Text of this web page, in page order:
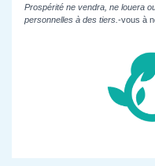
Prospérité ne vendra, ne louera
personnelles à des tiers. -vous à